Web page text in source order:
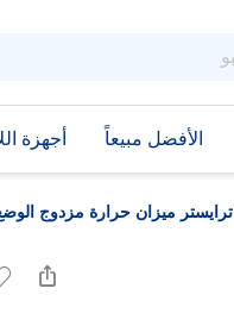
الأفضل مبيعاً أجهزة
ترايستر ميزان حرارة مزدوج